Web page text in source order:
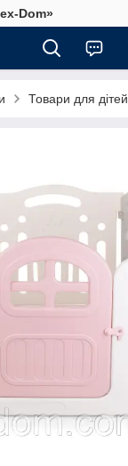
Dom»
Товари для дітей